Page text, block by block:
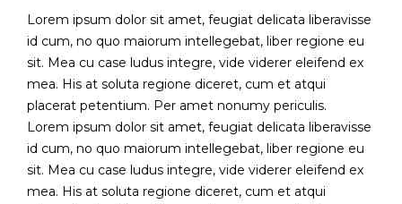
Lorem ipsum dolor sit amet, feugiat delicata liberavisse
id cum, no quo maiorum intellegebat, liber regione eu
sit. Mea cu case ludus integre, vide viderer eleifend ex
mea. His at soluta regione diceret, cum et atqui
placerat petentium. Per amet nonumy periculis.
Lorem ipsum dolor sit amet, feugiat delicata liberavisse
id cum, no quo maiorum intellegebat, liber regione eu
sit. Mea cu case ludus integre, vide viderer eleifend ex
mea. His at soluta regione diceret, cum et atqui